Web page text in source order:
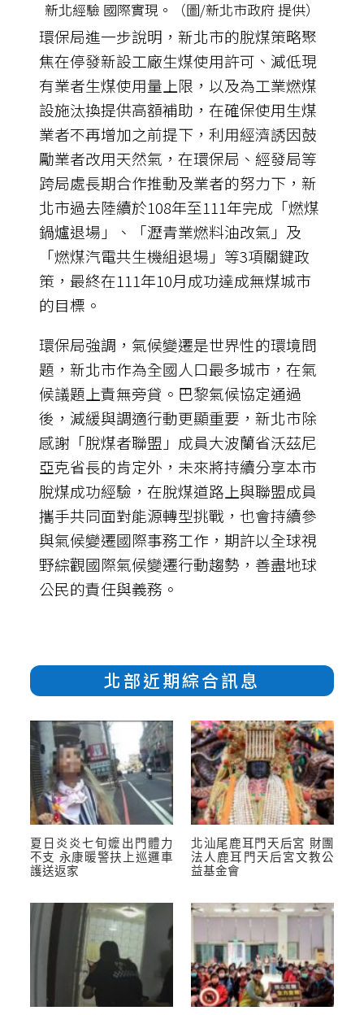
新北經驗 國際實現。（圖/新北市政府 提供）
環保局進一步說明，新北市的脫煤策略聚
焦在停發新設工廠生煤使用許可、減低現
有業者生煤使用量上限，以及為工業燃煤
設施汰換提供高額補助，在確保使用生煤
業者不再增加之前提下，利用經濟誘因鼓
勵業者改用天然氣，在環保局、經發局等
跨局處長期合作推動及業者的努力下，新
北市過去陸續於108年至111年完成「燃煤
鍋爐退場」、「瀝青業燃料油改氣」及
「燃煤汽電共生機組退場」等3項關鍵政
策，最終在111年10月成功達成無煤城市
的目標。
環保局強調，氣候變遷是世界性的環境問
題，新北市作為全國人口最多城市，在氣
候議題上責無旁貸。巴黎氣候協定通過
後，減緩與調適行動更顯重要，新北市除
感謝「脫煤者聯盟」成員大波蘭省沃茲尼
亞克省長的肯定外，未來將持續分享本市
脫煤成功經驗，在脫煤道路上與聯盟成員
攜手共同面對能源轉型挑戰，也會持續參
與氣候變遷國際事務工作，期許以全球視
野綜觀國際氣候變遷行動趨勢，善盡地球
公民的責任與義務。
北部近期綜合訊息
夏日炎炎七旬嬤出門體力
不支 永康暖警扶上巡邏車
護送返家
北汕尾鹿耳門天后宮 財團
法人鹿耳門天后宮文教公
益基金會